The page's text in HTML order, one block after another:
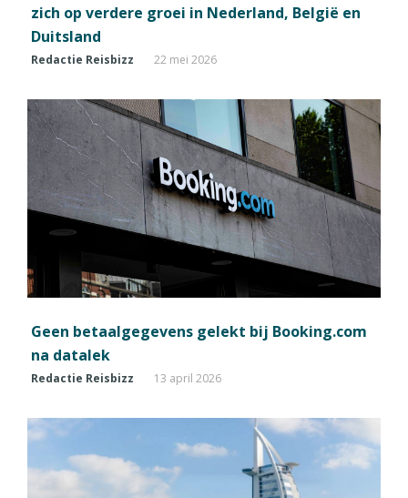
zich op verdere groei in Nederland, België en
Duitsland
Redactie Reisbizz 22 mei 2026
Geen betaalgegevens gelekt bij Booking.com
na datalek
Redactie Reisbizz 13 april 2026